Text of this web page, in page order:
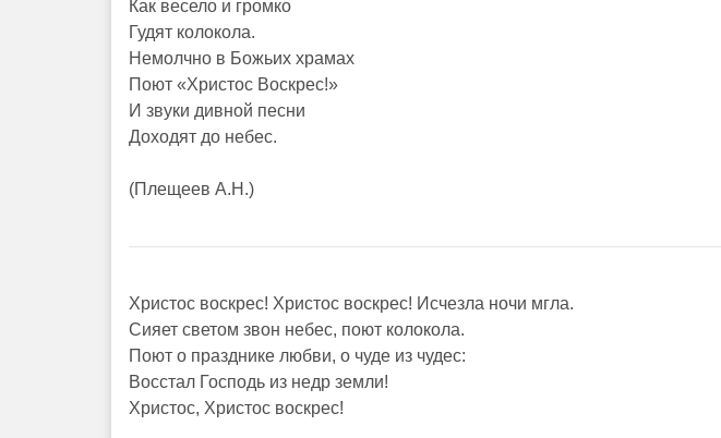
Как весело и громко
Гудят колокола.
Немолчно в Божьих храмах
Поют «Христос Воскрес!»
И звуки дивной песни
Доходят до небес.
(Плещеев А.Н.)
Христос воскрес! Христос воскрес! Исчезла ночи мгла.
Сияет светом звон небес, поют колокола.
Поют о празднике любви, о чуде из чудес:
Восстал Господь из недр земли!
Христос, Христос воскрес!